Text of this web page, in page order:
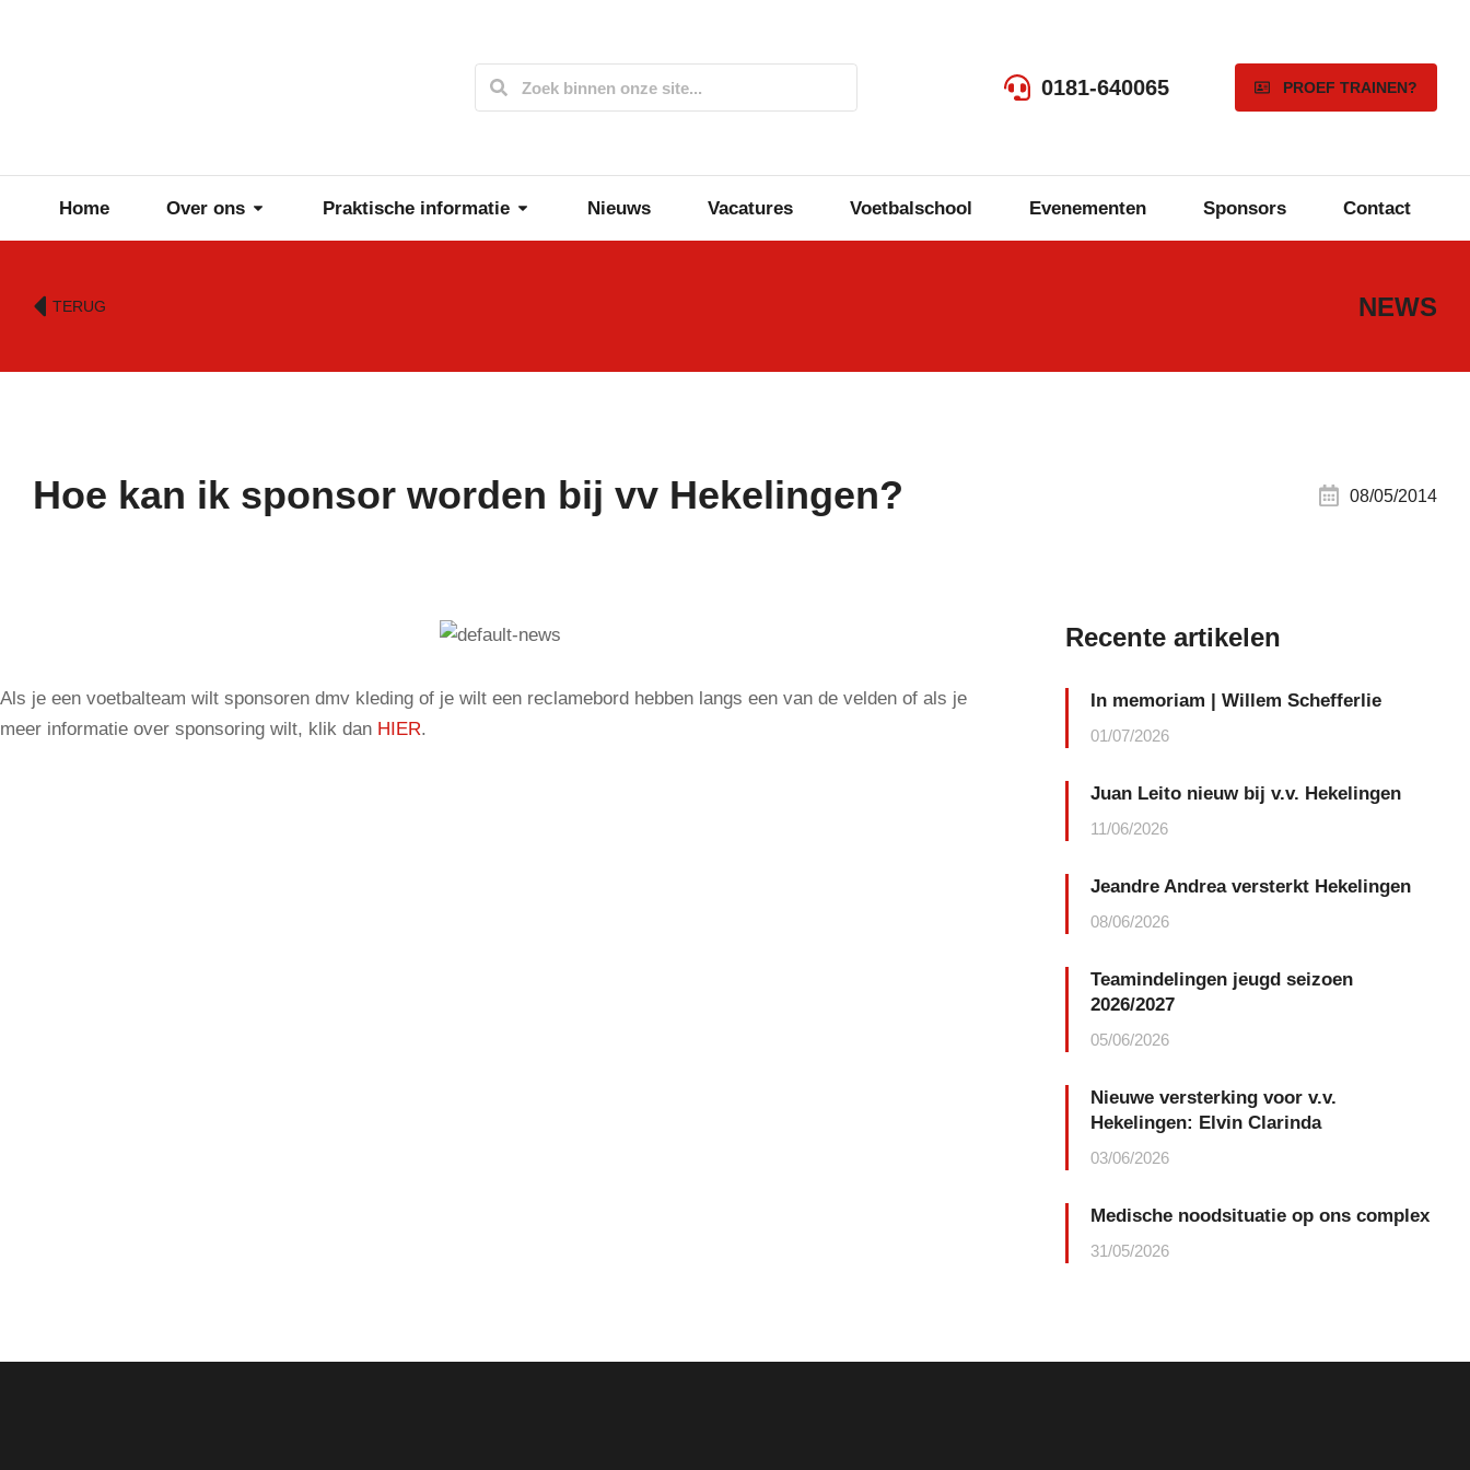
0181-640065 PROEF TRAINEN?
Home Over ons Praktische informatie Nieuws Vacatures Voetbalschool Evenementen Sponsors Contact
TERUG NEWS
Hoe kan ik sponsor worden bij vv Hekelingen? 08/05/2014
Als je een voetbalteam wilt sponsoren dmv kleding of je wilt een reclamebord hebben langs een van de velden of als je
meer informatie over sponsoring wilt, klik dan HIER.
Recente artikelen
In memoriam | Willem Schefferlie
01/07/2026
Juan Leito nieuw bij v.v. Hekelingen
11/06/2026
Jeandre Andrea versterkt Hekelingen
08/06/2026
Teamindelingen jeugd seizoen
2026/2027
05/06/2026
Nieuwe versterking voor v.v.
Hekelingen: Elvin Clarinda
03/06/2026
Medische noodsituatie op ons complex
31/05/2026